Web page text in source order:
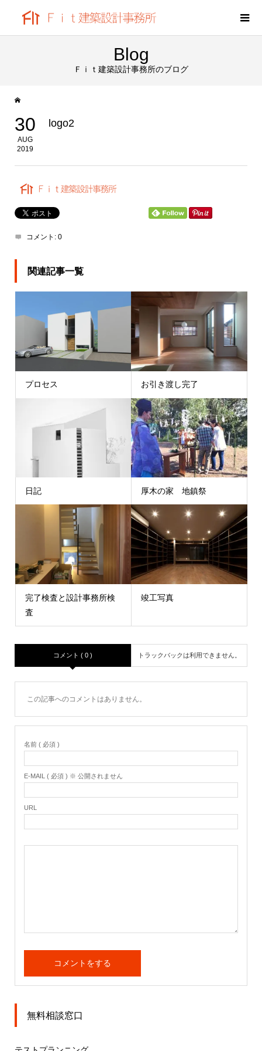
Blog
Ｆｉｔ建築設計事務所のブログ
30
AUG
2019
logo2
コメント: 0
関連記事一覧
プロセス お引き渡し完了
日記 厚木の家 地鎮祭
完了検査と設計事務所検
査
竣工写真
コメント ( 0 ) トラックバックは利用できません。
この記事へのコメントはありません。
名前 ( 必須 )
E-MAIL ( 必須 ) ※ 公開されません
URL
無料相談窓口